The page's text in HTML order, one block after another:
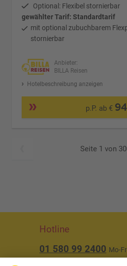
Optional: Flexibel stornierbar
gewählter Tarif: Standardtarif
mit optional zubuchbarem
stornierbar
Anbieter:
BILLA Reisen
Hotelbeschreibung anzeigen
p.P. ab €
Seite 1 von
Hotline
01 580 99 2400 Mo-